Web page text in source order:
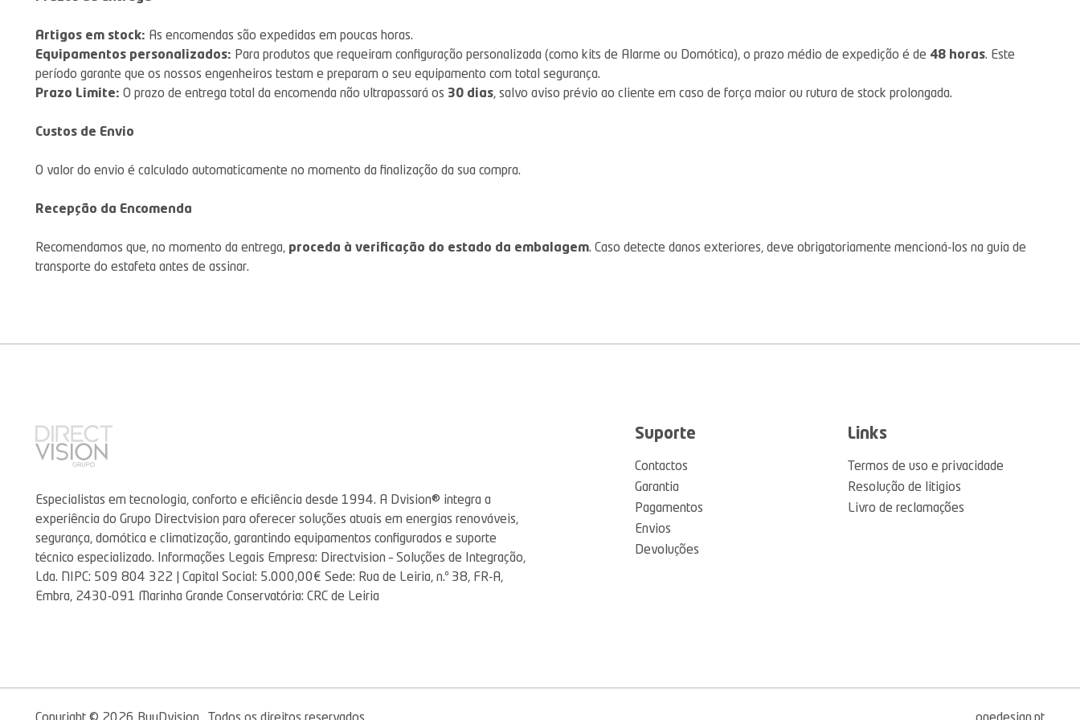
Artigos em stock: As encomendas são expedidas em poucas horas.
Equipamentos personalizados: Para produtos que requeiram configuração personalizada (como kits de Alarme ou Domótica), o prazo médio de expedição é de 48 horas. Este
período garante que os nossos engenheiros testam e preparam o seu equipamento com total segurança.
Prazo Limite: O prazo de entrega total da encomenda não ultrapassará os 30 dias, salvo aviso prévio ao cliente em caso de força maior ou rutura de stock prolongada.
Custos de Envio
O valor do envio é calculado automaticamente no momento da finalização da sua compra.
Recepção da Encomenda
Recomendamos que, no momento da entrega, proceda à verificação do estado da embalagem. Caso detecte danos exteriores, deve obrigatoriamente mencioná-los na guia de
transporte do estafeta antes de assinar.
Especialistas em tecnologia, conforto e eficiência desde 1994. A Dvision® integra a
experiência do Grupo Directvision para oferecer soluções atuais em energias renováveis,
segurança, domótica e climatização, garantindo equipamentos configurados e suporte
técnico especializado. Informações Legais Empresa: Directvision – Soluções de Integração,
Lda. NIPC: 509 804 322 | Capital Social: 5.000,00€ Sede: Rua de Leiria, n.º 38, FR-A,
Embra, 2430-091 Marinha Grande Conservatória: CRC de Leiria
Suporte
Contactos
Garantia
Pagamentos
Envios
Devoluções
Links
Termos de uso e privacidade
Resolução de litigios
Livro de reclamações